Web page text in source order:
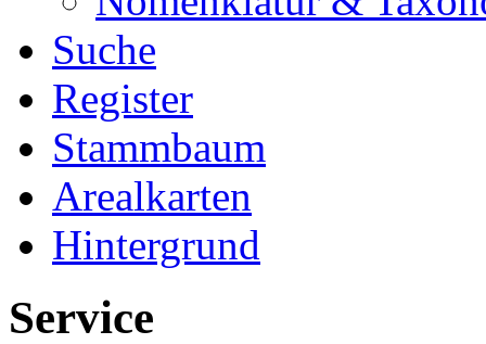
Suche
Register
Stammbaum
Arealkarten
Hintergrund
Service